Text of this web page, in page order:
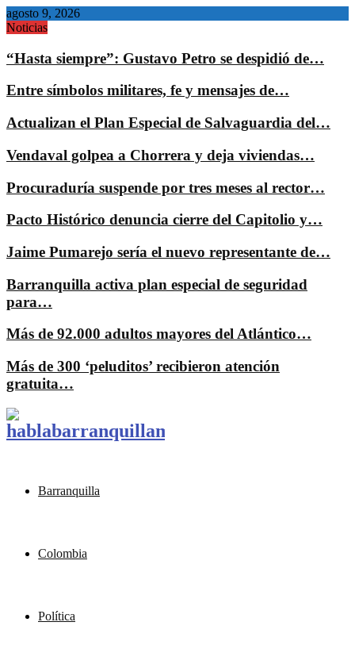
agosto 9, 2026
Noticias
“Hasta siempre”: Gustavo Petro se despidió de…
Entre símbolos militares, fe y mensajes de…
Actualizan el Plan Especial de Salvaguardia del…
Vendaval golpea a Chorrera y deja viviendas…
Procuraduría suspende por tres meses al rector…
Pacto Histórico denuncia cierre del Capitolio y…
Jaime Pumarejo sería el nuevo representante de…
Barranquilla activa plan especial de seguridad
para…
Más de 92.000 adultos mayores del Atlántico…
Más de 300 ‘peluditos’ recibieron atención
gratuita…
Barranquilla
Colombia
Política